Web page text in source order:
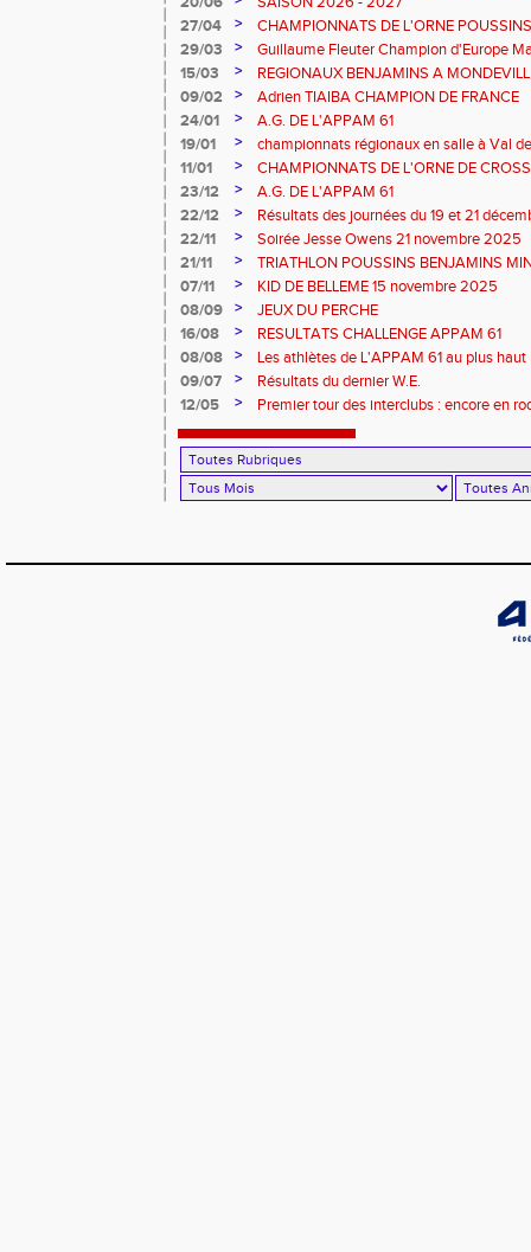
27/04
>
CHAMPIONNATS DE L'ORNE
L'AIGLE
29/03 >
Guillaume Fleuter Champion d'Europe
15/03
>
REGIONAUX BENJAMINS A
09/02
>
Adrien TIAIBA CHAMPION DE FRANCE
24/01
>
A.G. DE L'APPAM 61
19/01
>
championnats régionaux en salle à Val
11/01
>
CHAMPIONNATS DE L'ORNE DE
2026 et REGIONAUX D'EPREUVES
23/12 >
A.G. DE L'APPAM 61
22/12
>
Résultats des journées du 19 et 21
22/11
>
Soirée Jesse Owens 21 novembre 2025
21/11
>
TRIATHLON POUSSINS BENJAMINS
07/11
>
KID DE BELLEME 15 novembre 2025
08/09
>
JEUX DU PERCHE
16/08
>
RESULTATS CHALLENGE APPAM 61
08/08
>
Les athlètes de L'APPAM 61 au plus
09/07
>
Résultats du dernier W.E.
12/05
>
Premier tour des interclubs : encore en